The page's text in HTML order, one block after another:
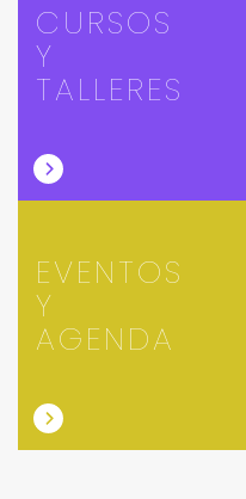
CURSOS
Y
TALLERES
EVENTOS
Y
AGENDA